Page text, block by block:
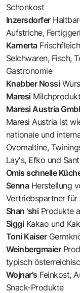
Schonkost
Inzersdorfer
Aufstriche,
Karnerta
Selchwaren, Fisch,
Gastronomie
Knabber Nossi
Maresi
Maresi Austria
Maresi Austria ist
nationale und
Ovomaltine,
Lay's, Efko und
Omis schnelle
SennaHerstellung
Vertriebspartner für
Shan 'shiProdukte
SiggiKakao und
Toni Kaiser
Weinbergmaier
typisch
Wojnar's Feinkost,
Snack-Produkte